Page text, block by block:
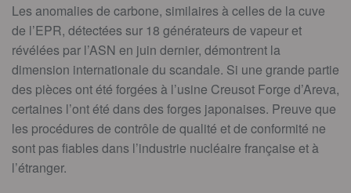
Les anomalies de carbone, similaires à celles de la cuve
de l’EPR, détectées sur 18 générateurs de vapeur et
révélées par l’ASN en juin dernier, démontrent la
dimension internationale du scandale. Si une grande partie
des pièces ont été forgées à l’usine Creusot Forge d’Areva,
certaines l’ont été dans des forges japonaises. Preuve que
les procédures de contrôle de qualité et de conformité ne
sont pas fiables dans l’industrie nucléaire française et à
l’étranger.